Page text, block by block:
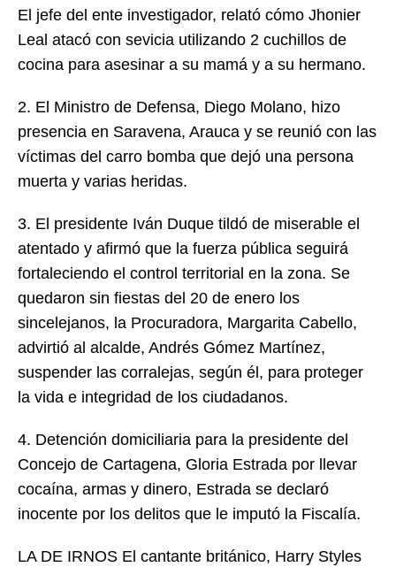
El jefe del ente investigador, relató cómo Jhonier
Leal atacó con sevicia utilizando 2 cuchillos de
cocina para asesinar a su mamá y a su hermano.
2. El Ministro de Defensa, Diego Molano, hizo
presencia en Saravena, Arauca y se reunió con las
víctimas del carro bomba que dejó una persona
muerta y varias heridas.
3. El presidente Iván Duque tildó de miserable el
atentado y afirmó que la fuerza pública seguirá
fortaleciendo el control territorial en la zona. Se
quedaron sin fiestas del 20 de enero los
sincelejanos, la Procuradora, Margarita Cabello,
advirtió al alcalde, Andrés Gómez Martínez,
suspender las corralejas, según él, para proteger
la vida e integridad de los ciudadanos.
4. Detención domiciliaria para la presidente del
Concejo de Cartagena, Gloria Estrada por llevar
cocaína, armas y dinero, Estrada se declaró
inocente por los delitos que le imputó la Fiscalía.
LA DE IRNOS El cantante británico, Harry Styles